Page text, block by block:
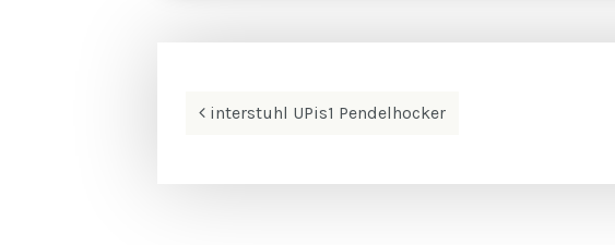
Beitrags-
interstuhl UPis1 Pendelhocker